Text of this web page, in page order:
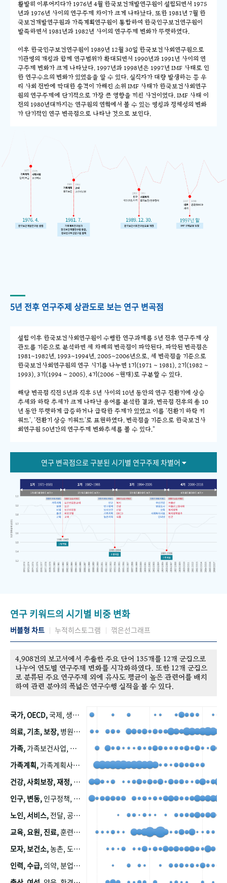
활발히 이루어지다가 1976년 4월 한국보건개발연구원이 설립되면서 1975
년과 1976년 사이의 연구주제 차이가 크게 나타났다. 또한 1981년 7월 한
국보건개발연구원과 가족계획연구원이 통합하여 한국인구보건연구원이
발족하면서 1981년과 1982년 사이의 연구주제 변화가 뚜렷하였다.
이후 한국인구보건연구원이 1989년 12월 30일 한국보건사회연구원으로
기관명의 개칭과 함께 연구범위가 확대되면서 1990년과 1991년 사이의 연
구주제 변화가 크게 나타났다. 1997년과 1998년은 1997년 IMF 사태로 인
한 연구수요의 변화가 있었음을 알 수 있다. 실직자가 대량 발생하는 등 우
리 사회 전반에 막대한 충격이 가해진 소위 IMF 사태가 한국보건사회연구
원의 연구주제에 단기적으로 가장 큰 영향을 끼친 사건이었다. IMF 사태 이
전의 1980년대까지는 연구원의 연혁에서 볼 수 있는 명칭과 정체성의 변화
가 단기적인 연구 변곡점으로 나타난 것으로 보인다.
5년 전후 연구주제 상관도로 보는 연구 변곡점
설립 이후 한국보건사회연구원이 수행한 연구과제를 5년 전후 연구주제 상
관도를 기준으로 분석하면 세 차례의 변곡점이 파악된다. 파악된 변곡점은
1981~1982년, 1993~1994년, 2005~2006년으로, 세 변곡점을 기준으로
한국보건사회연구원의 연구 시기를 나누면 1기(1971 ~ 1981), 2기(1982 ~
1993), 3기(1994 ~ 2005), 4기(2006 ~현재)로 구분할 수 있다.
해당 변곡점 직전 5년과 직후 5년 사이의 10년 동안의 연구 전환기에 상승
추세와 하락 추세가 크게 나타난 용어를 분석한 결과, 변곡점 전후의 총 10
년 동안 뚜렷하게 급증하거나 급락한 주제가 있었고 이를 '전환기 하락 키
워드', '전환기 상승 키워드'로 표현하였다. 변곡점을 기준으로 한국보건사
회연구원 50년간의 연구주제 변화추세를 볼 수 있다."
연구 변곡점으로 구분된 시기별 연구주제 차별어
연구 키워드의 시기별 비중 변화
버블형 차트 누적히스토그램 꺾은선그래프
4,908건의 보고서에서 추출한 주요 단어 135개를 12개 군집으로
나누어 연도별 연구주제 변화를 시각화하였다. 또한 12개 군집으
로 분류된 주요 연구주제 외에 유사도 평균이 높은 관련어를 배치
하여 관련 분야의 폭넓은 연구수행 실적을 볼 수 있다.
국가, OECD,국제, 생산, 아시아, 태평양, 태평양지역, 참가
의료, 기초, 보장, 병원, 가정, 연금, 연계, 공적, 일본, 생활, 국민기초생활보장제도, 국민연금, 기금, 저소득층, 근로, 자활, 급여, 환자, 의료비, 모니터링, 한국복지패널, 소득, 지표, 빈곤, 노후, 장애인
가족, 가족보건사업, 산업, 친화, 전국, 출산력
가족계획, 가족계획사업, 가족계획사업평가, 한국가족계획사업, 피임, 보급, 부인, 자궁, 피임약
건강, 사회보장, 재정,
인구, 변동, 인구정책, 저출산, 고령사회, 고령화, 이동, 남북한, 지방자치단체, 컨설팅, 복지정책평가, 집, 사회개발
노인, 서비스, 전달, 공공, 보육, 수요, 공급, 사회서비스, 데이터, 보호, 요양, 아동, 예방, 청소년, 효율, 자원
교육, 요원, 진료,훈련, 보건요원, 마을, 마을건강사업, 보조원, 진료원, 보건진료원, 보건진료원교재
모자, 보건소,농촌, 도시, 금연, 농촌지역, 모자보건사업
인력, 수급,의약, 분업, 식품, 의약품, 의사, 안전